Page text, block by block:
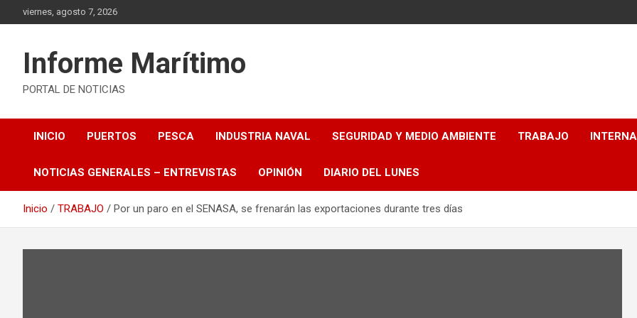
al
viernes, agosto 7, 2026
Informe Marítimo
PORTAL DE NOTICIAS
INICIO PUERTOS PESCA INDUSTRIA NAVAL SEGURIDAD Y MEDIO AMBIENTE TRABAJO
NOTICIAS GENERALES – ENTREVISTAS OPINIÓN DIARIO DEL LUNES
Inicio TRABAJO Por un paro en el SENASA, se frenarán las exportaciones durante tres días